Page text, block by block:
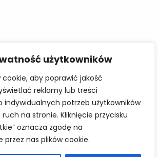
użytkowników
cookie, aby poprawić jakość
reklamy lub treści
indywidualnych potrzeb użytkowników
na stronie. Kliknięcie przycisku
oznacza zgodę na
przez nas plików cookie.
moowka.logopeda@gmail.com